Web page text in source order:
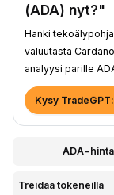
(ADA) nyt?"
Hanki
valuutasta
analyysi parille
Kysy
ADA-hinta
Treidaa tokeneilla